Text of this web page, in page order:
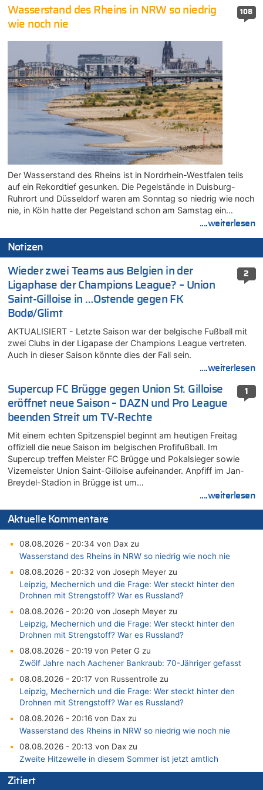
108
Wasserstand des Rheins in NRW so niedrig
wie noch nie
Der Wasserstand des Rheins ist in Nordrhein-Westfalen teils
auf ein Rekordtief gesunken. Die Pegelstände in Duisburg-
Ruhrort und Düsseldorf waren am Sonntag so niedrig wie noch
nie, in Köln hatte der Pegelstand schon am Samstag ein…
....weiterlesen
Notizen
2
Wieder zwei Teams aus Belgien in der
Ligaphase der Champions League? – Union
Saint-Gilloise in …Ostende gegen FK
Bodø/Glimt
AKTUALISIERT - Letzte Saison war der belgische Fußball mit
zwei Clubs in der Ligapase der Champions League vertreten.
Auch in dieser Saison könnte dies der Fall sein.
....weiterlesen
1
Supercup FC Brügge gegen Union St. Gilloise
eröffnet neue Saison – DAZN und Pro League
beenden Streit um TV-Rechte
Mit einem echten Spitzenspiel beginnt am heutigen Freitag
offiziell die neue Saison im belgischen Profifußball. Im
Supercup treffen Meister FC Brügge und Pokalsieger sowie
Vizemeister Union Saint-Gilloise aufeinander. Anpfiff im Jan-
Breydel-Stadion in Brügge ist um…
....weiterlesen
Aktuelle Kommentare
08.08.2026 - 20:34 von Dax zu
Wasserstand des Rheins in NRW so niedrig wie noch nie
08.08.2026 - 20:32 von Joseph Meyer zu
Leipzig, Mechernich und die Frage: Wer steckt hinter den
Drohnen mit Strengstoff? War es Russland?
08.08.2026 - 20:20 von Joseph Meyer zu
Leipzig, Mechernich und die Frage: Wer steckt hinter den
Drohnen mit Strengstoff? War es Russland?
08.08.2026 - 20:19 von Peter G zu
Zwölf Jahre nach Aachener Bankraub: 70-Jähriger gefasst
08.08.2026 - 20:17 von Russentrolle zu
Leipzig, Mechernich und die Frage: Wer steckt hinter den
Drohnen mit Strengstoff? War es Russland?
08.08.2026 - 20:16 von Dax zu
Wasserstand des Rheins in NRW so niedrig wie noch nie
08.08.2026 - 20:13 von Dax zu
Zweite Hitzewelle in diesem Sommer ist jetzt amtlich
08.08.2026 - 20:09 von Dax zu
Zweite Hitzewelle in diesem Sommer ist jetzt amtlich
Zitiert